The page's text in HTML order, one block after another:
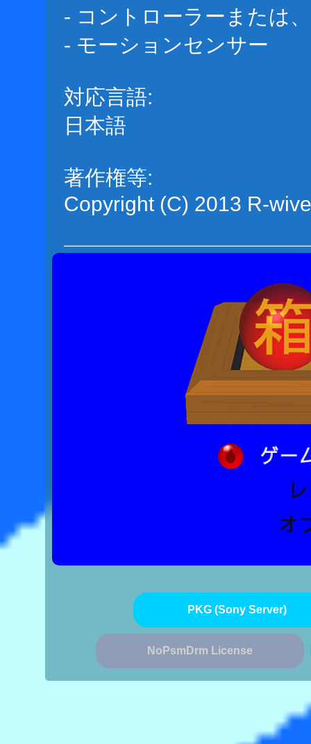
- コントローラーまたは
- モーションセンサー
対応言語:
日本語
著作権等:
Copyright (C) 2013 R-
PKG (Sony Server)
NoPsmDrm License